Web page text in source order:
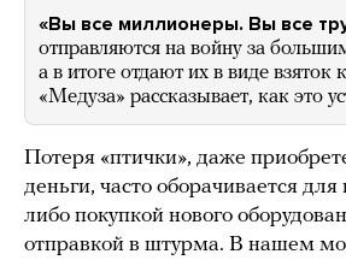
«Вы все миллионеры. Вы все
отправляются на войну за
а в итоге отдают их в виде
«Медуза» рассказывает, как это
Потеря «птички», даже
деньги, часто оборачивается
либо покупкой нового
отправкой в штурма. В нашем